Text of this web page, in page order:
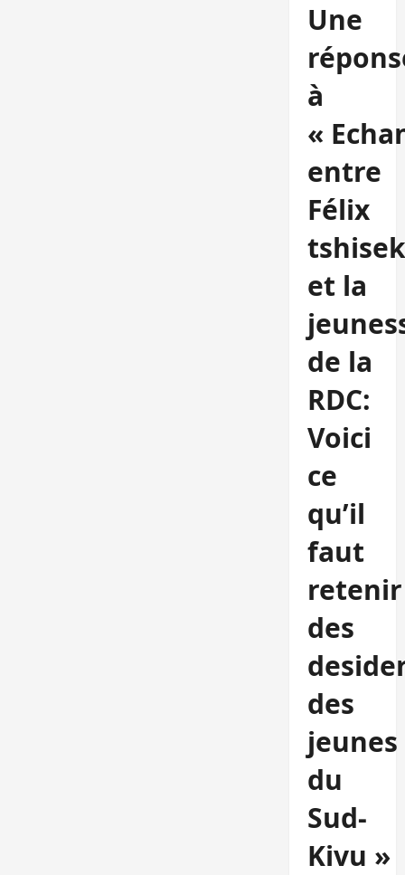
Une
à
«
entre
Félix
et la
de la
RDC:
Voici
ce
qu’il
faut
retenir
des
des
jeunes
du
Sud-
Kivu »